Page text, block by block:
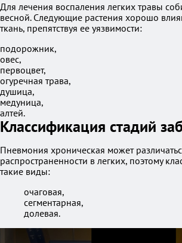
Для лечения воспаления легких травы
весной. Следующие растения хорошо
ткань, препятствуя ее уязвимости:
подорожник,
овес,
первоцвет,
огуречная трава,
душица,
медуница,
алтей.
Классификация стадий
Пневмония хроническая может
распространенности в легких, поэтому
такие виды:
очаговая,
сегментарная,
долевая.